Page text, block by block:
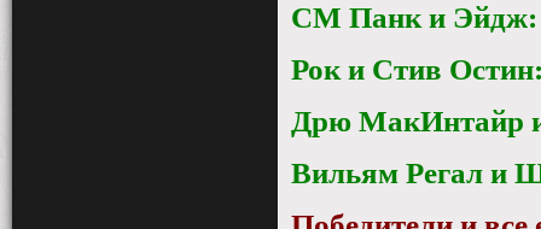
СМ Панк и Эйдж:
Рок и Стив
Дрю МакИнтайр
Вильям Регал и